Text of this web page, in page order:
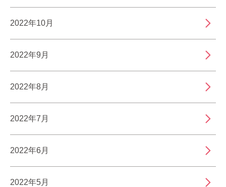
2022年10月
2022年9月
2022年8月
2022年7月
2022年6月
2022年5月